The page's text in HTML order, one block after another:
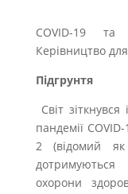
COVID-19 та
Керівництво
Підгрунтя
Світ
пандемії
2 (відомий як
дотримуються
охорони